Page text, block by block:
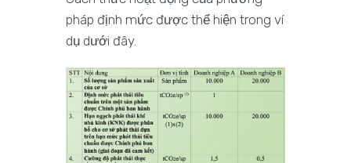
pháp định mức được thể hiện trong ví
dụ dưới đây.